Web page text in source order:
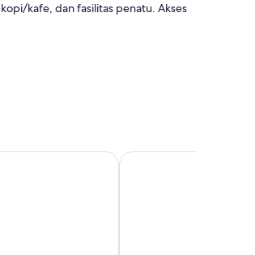
kafe, dan fasilitas penatu. Akses
KAWASAKI Hotel Imalle